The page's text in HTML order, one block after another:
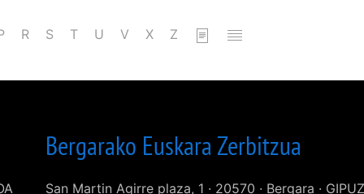
R S T U V X Z
Bergarako Euskara Zerbitzua
San Martin Agirre plaza, 1 · 20570 · Bergara ·